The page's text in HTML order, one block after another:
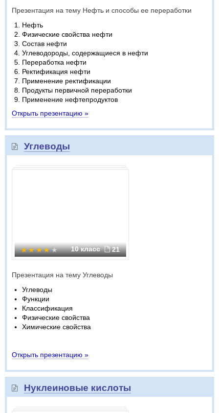
Презентация на тему Нефть и способы ее переработки
Нефть
Физические свойства нефти
Состав нефти
Углеводороды, содержащиеся в нефти
Переработка нефти
Ректификация нефти
Применение ректификации
Продукты первичной переработки
Применение нефтепродуктов
Открыть презентацию »
Углеводы
10 класс 21
Презентация на тему Углеводы
Углеводы
Функции
Классификация
Физические свойства
Химические свойства
Открыть презентацию »
Нуклеиновые кислоты